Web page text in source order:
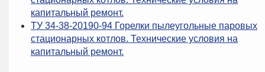
капитальный ремонт.
ТУ 34-38-20190-94 Горелки пылеугольные паровых
стационарных котлов. Технические условия на
капитальный ремонт.